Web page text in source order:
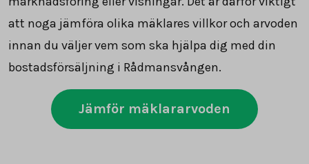
att noga jämföra olika mäklares villkor och arvoden
innan du väljer vem som ska hjälpa dig med din
bostadsförsäljning i Rådmansvången.
Jämför mäklararvoden